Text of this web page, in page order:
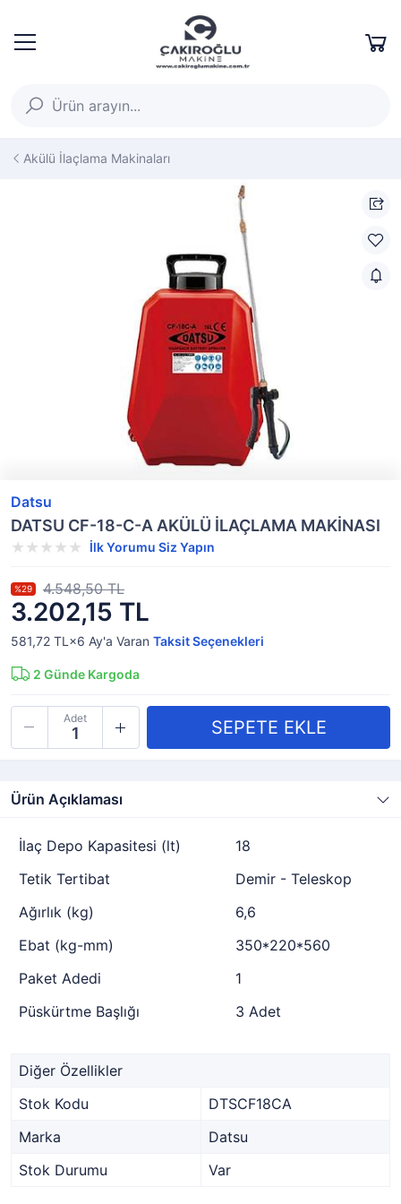
Akülü İlaçlama Makinaları
Datsu
DATSU CF-18-C-A AKÜLÜ İLAÇLAMA MAKİNASI
İlk Yorumu Siz Yapın
3.202,15 TL
%29 4.548,50 TL
581,72 TL×6 Ay'a Varan Taksit Seçenekleri
2 Günde Kargoda
Adet
Ürün Açıklaması
İlaç Depo Kapasitesi (lt)
18
Tetik Tertibat
Demir - Teleskop
Ağırlık (kg)
6,6
Ebat (kg-mm)
350*220*560
Paket Adedi
1
Püskürtme Başlığı
3 Adet
Diğer Özellikler
Stok Kodu
DTSCF18CA
Marka
Datsu
Stok Durumu
Var